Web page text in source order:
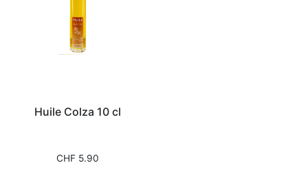
Huile Colza 10 cl
CHF 5.90